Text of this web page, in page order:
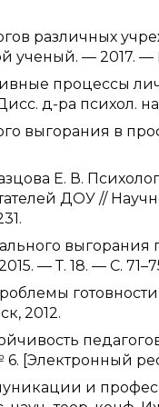
различных
ученый. — 2017. —
процессы
д-ра психол.
выгорания в
Е. В.
ДОУ //
выгорания
— Т. 18. — С.
2012.
[Электронный
и